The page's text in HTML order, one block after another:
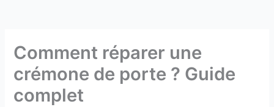
Comment réparer une
crémone de porte ? Guide
complet